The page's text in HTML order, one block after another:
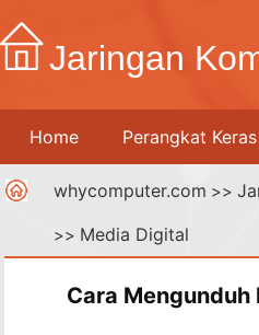
Jaringan
Home Perangkat Keras
Printer Jaringan
Media Digital
whycomputer.com >>
>> Media Digital
Cara Mengunduh